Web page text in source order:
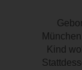
Kind